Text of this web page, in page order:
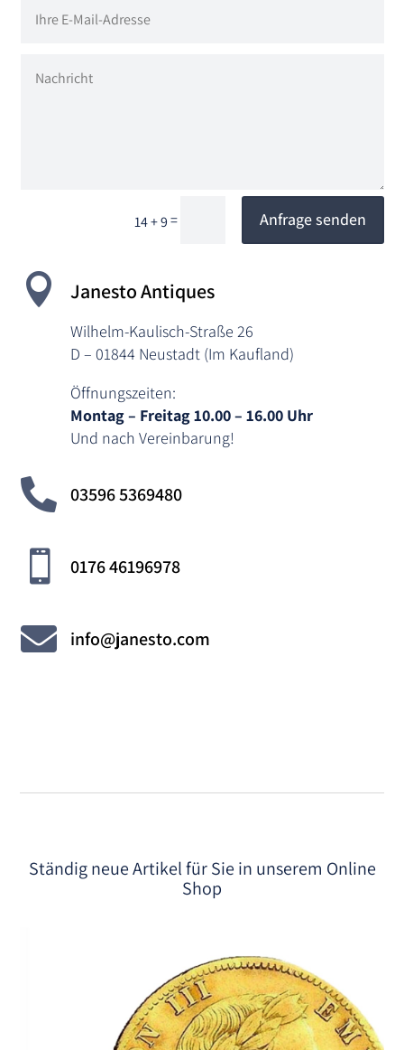
14 + 9= Anfrage senden
 Janesto Antiques
Wilhelm-Kaulisch-Straße 26
D – 01844 Neustadt (Im Kaufland)
Öffnungszeiten:
Montag – Freitag 10.00 – 16.00 Uhr
Und nach Vereinbarung!
 03596 5369480
 0176 46196978
 info@janesto.com
Ständig neue Artikel für Sie in unserem Online
Shop